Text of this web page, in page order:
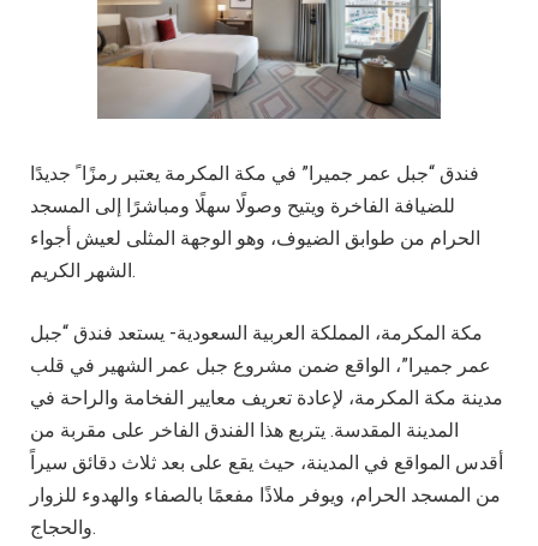
فندق “جبل عمر جميرا” في مكة المكرمة يعتبر رمزًا ً جديدًا
للضيافة الفاخرة ويتيح وصولًا سهلًا ومباشرًا إلى المسجد
الحرام من طوابق الضيوف، وهو الوجهة المثلى لعيش أجواء
الشهر الكريم.
مكة المكرمة، المملكة العربية السعودية- يستعد فندق “جبل
عمر جميرا”، الواقع ضمن مشروع جبل عمر الشهير في قلب
مدينة مكة المكرمة، لإعادة تعريف معايير الفخامة والراحة في
المدينة المقدسة. يتربع هذا الفندق الفاخر على مقربة من
أقدس المواقع في المدينة، حيث يقع على بعد ثلاث دقائق سيراً
من المسجد الحرام، ويوفر ملاذًا مفعمًا بالصفاء والهدوء للزوار
والحجاج.